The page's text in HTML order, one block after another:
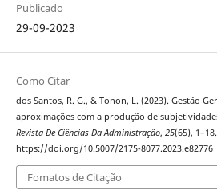
Publicado
29-09-2023
Como Citar
dos Santos, R. G., & Tonon, L. (2023). Gestão
aproximações com a produção de
Revista De Ciências Da Administração, 25(65), 1–18.
https://doi.org/10.5007/2175-8077.2023.e82776
Fomatos de Citação